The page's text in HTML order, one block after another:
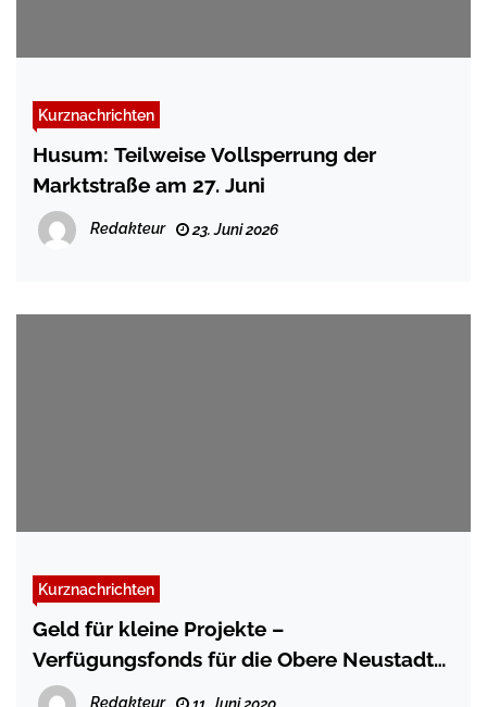
Kurznachrichten
Husum: Teilweise Vollsperrung der
Marktstraße am 27. Juni
Redakteur 23. Juni 2026
Kurznachrichten
Geld für kleine Projekte –
Verfügungsfonds für die Obere Neustadt
steht bereit
Redakteur